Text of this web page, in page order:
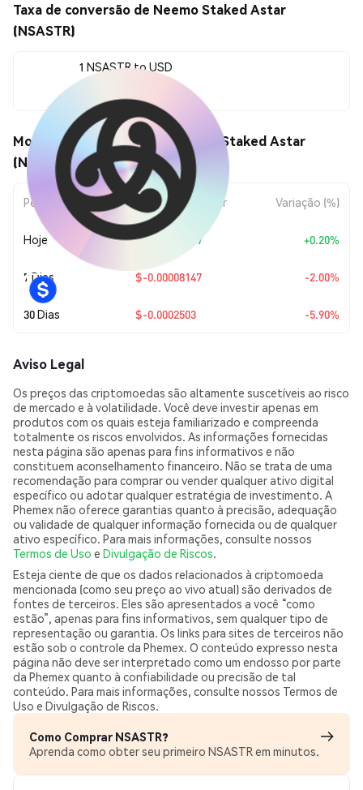
Taxa de conversão de Neemo Staked Astar
(NSASTR)
1 NSASTR to USD
$0.00399201
Movimentos de preço de Neemo Staked Astar
(NSASTR)
Período Variação do Valor Variação (%)
Hoje +$0.00000797 +0.20%
7 Dias $-0.00008147 -2.00%
30 Dias $-0.0002503 -5.90%
Aviso Legal
Os preços das criptomoedas são altamente suscetíveis ao risco
de mercado e à volatilidade. Você deve investir apenas em
produtos com os quais esteja familiarizado e compreenda
totalmente os riscos envolvidos. As informações fornecidas
nesta página são apenas para fins informativos e não
constituem aconselhamento financeiro. Não se trata de uma
recomendação para comprar ou vender qualquer ativo digital
específico ou adotar qualquer estratégia de investimento. A
Phemex não oferece garantias quanto à precisão, adequação
ou validade de qualquer informação fornecida ou de qualquer
ativo específico. Para mais informações, consulte nossos
Termos de Uso e Divulgação de Riscos.
Esteja ciente de que os dados relacionados à criptomoeda
mencionada (como seu preço ao vivo atual) são derivados de
fontes de terceiros. Eles são apresentados a você “como
estão”, apenas para fins informativos, sem qualquer tipo de
representação ou garantia. Os links para sites de terceiros não
estão sob o controle da Phemex. O conteúdo expresso nesta
página não deve ser interpretado como um endosso por parte
da Phemex quanto à confiabilidade ou precisão de tal
conteúdo. Para mais informações, consulte nossos Termos de
Uso e Divulgação de Riscos.
Como Comprar NSASTR?
Aprenda como obter seu primeiro NSASTR em minutos.